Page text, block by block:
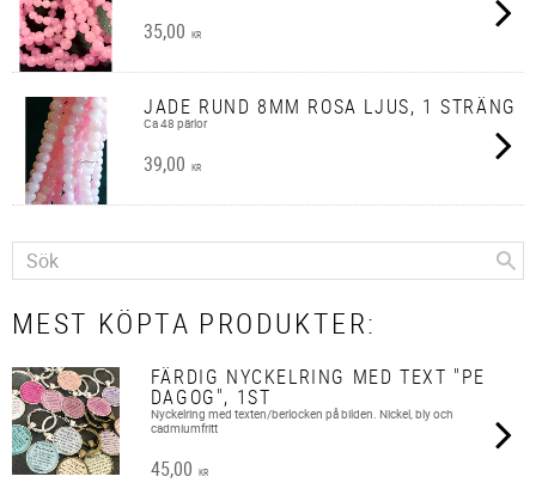
35,00 KR
JADE RUND 8MM ROSA LJUS, 1 STRÄNG
Ca 48 pärlor
39,00 KR
MEST KÖPTA PRODUKTER:
FÄRDIG NYCKELRING MED TEXT "PE
DAGOG", 1ST
Nyckelring med texten/berlocken på bilden. Nickel, bly och
cadmiumfritt
45,00 KR